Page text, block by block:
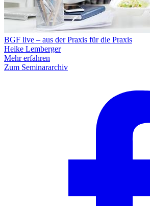
BGF live – aus der Praxis für die Praxis
Heike Lemberger
Mehr erfahren
Zum Seminararchiv